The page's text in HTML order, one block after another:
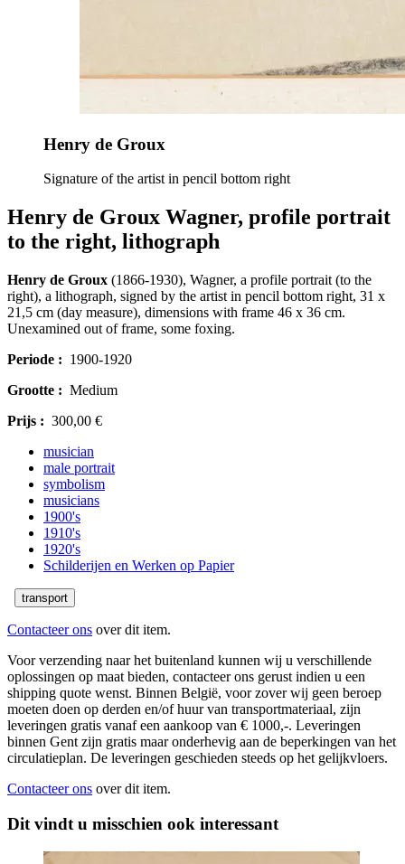
Henry de Groux
Signature of the artist in pencil bottom right
Henry de Groux Wagner, profile portrait
to the right, lithograph
Henry de Groux (1866-1930), Wagner, a profile portrait (to the
right), a lithograph, signed by the artist in pencil bottom right, 31 x
21,5 cm (day measure), dimensions with frame 46 x 36 cm.
Unexamined out of frame, some foxing.
Periode : 1900-1920
Grootte : Medium
Prijs : 300,00 €
musician
male portrait
symbolism
musicians
1900's
1910's
1920's
Schilderijen en Werken op Papier
transport
Contacteer ons over dit item.
Voor verzending naar het buitenland kunnen wij u verschillende
oplossingen op maat bieden, contacteer ons gerust indien u een
shipping quote wenst. Binnen België, voor zover wij geen beroep
moeten doen op derden en/of huur van transportmateriaal, zijn
leveringen gratis vanaf een aankoop van € 1000,-. Leveringen
binnen Gent zijn gratis maar onderhevig aan de beperkingen van het
circulatieplan. De leveringen geschieden steeds op het gelijkvloers.
Contacteer ons over dit item.
Dit vindt u misschien ook interessant